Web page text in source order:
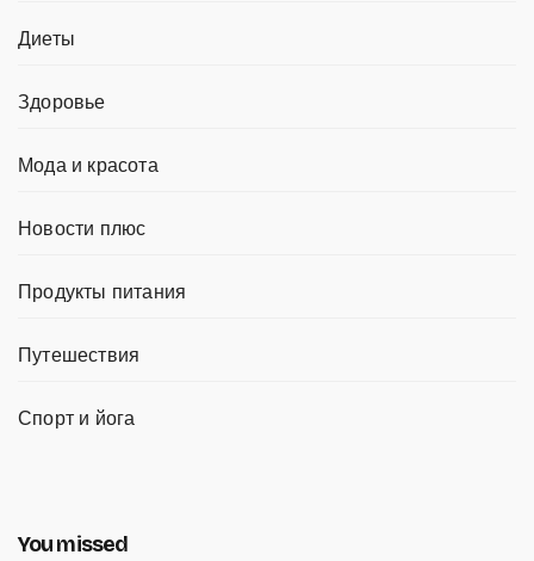
Диеты
Здоровье
Мода и красота
Новости плюс
Продукты питания
Путешествия
Спорт и йога
You missed